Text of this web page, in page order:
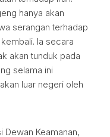
hanya akan
serangan terhadap
Ia secara
akan tunduk pada
selama ini
luar negeri oleh
Keamanan,